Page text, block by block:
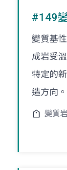
#149
變質基
成岩受
特定的
造方向。
變質岩